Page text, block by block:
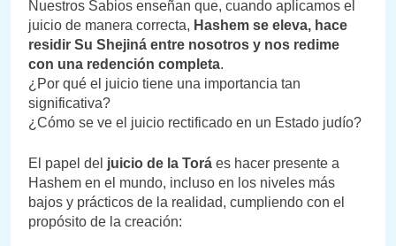
Nuestros Sabios enseñan que, cuando aplicamos el
juicio de manera correcta, Hashem se eleva, hace
residir Su Shejiná entre nosotros y nos redime
con una redención completa.
¿Por qué el juicio tiene una importancia tan
significativa?
¿Cómo se ve el juicio rectificado en un Estado judío?
El papel del juicio de la Torá es hacer presente a
Hashem en el mundo, incluso en los niveles más
bajos y prácticos de la realidad, cumpliendo con el
propósito de la creación: